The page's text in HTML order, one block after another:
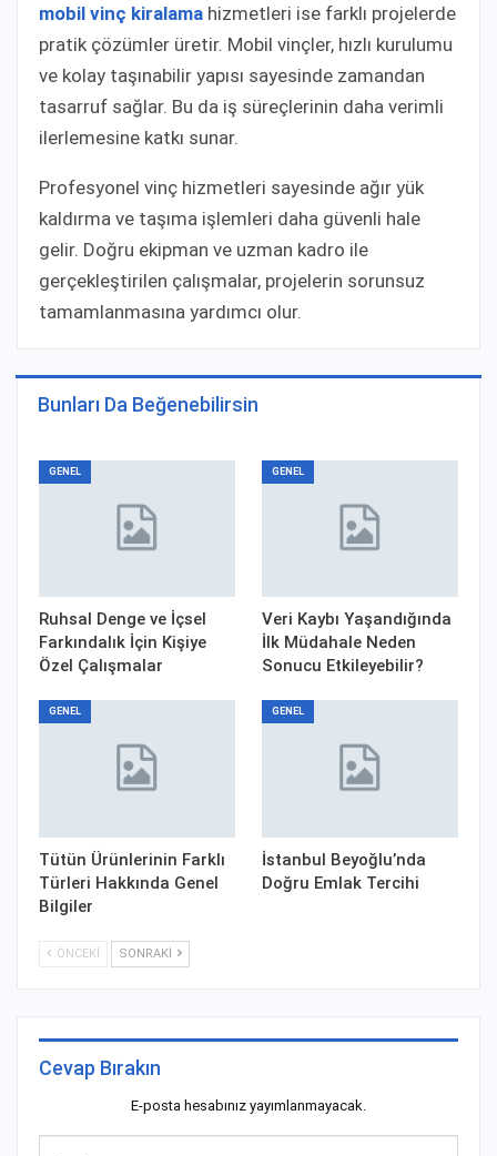
mobil vinç kiralama hizmetleri ise farklı projelerde
pratik çözümler üretir. Mobil vinçler, hızlı kurulumu
ve kolay taşınabilir yapısı sayesinde zamandan
tasarruf sağlar. Bu da iş süreçlerinin daha verimli
ilerlemesine katkı sunar.
Profesyonel vinç hizmetleri sayesinde ağır yük
kaldırma ve taşıma işlemleri daha güvenli hale
gelir. Doğru ekipman ve uzman kadro ile
gerçekleştirilen çalışmalar, projelerin sorunsuz
tamamlanmasına yardımcı olur.
Bunları Da Beğenebilirsin
GENEL
Ruhsal Denge ve İçsel
Farkındalık İçin Kişiye
Özel Çalışmalar
GENEL
Veri Kaybı Yaşandığında
İlk Müdahale Neden
Sonucu Etkileyebilir?
GENEL
Tütün Ürünlerinin Farklı
Türleri Hakkında Genel
Bilgiler
GENEL
İstanbul Beyoğlu’nda
Doğru Emlak Tercihi
ÖNCEKI SONRAKI
Cevap Bırakın
E-posta hesabınız yayımlanmayacak.